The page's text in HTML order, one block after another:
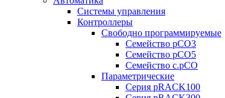
Системы управления
Контроллеры
Свободно программируемые
Семейство pCO3
Семейство pCO5
Семейство c.pCO
Параметрические
Серия pRACK100